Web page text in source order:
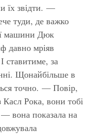
їх звідти. —
туди, де важко
машини Дюк
давно мріяв
ставитиме, за
Щонайбільше в
точно. — Повір,
Рока, вони тобі
вона показала на